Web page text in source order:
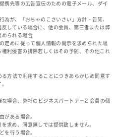
携先等の広告宣伝のための電子メール、ダイ
為が、「おちゃのこさいさい」方針・告知、
反している場合に、他の会員、第三者または弊
められる場合
定めに従って個人情報の開示を求められた場
利侵害の排除若しくはその予防、その他これ
方法で利用することにつきあらかじめ同意す
場合、弊社のビジネスパートナーと会員の個
がある場合。
求め、同意無しでは提供致しません。
を行う場合。